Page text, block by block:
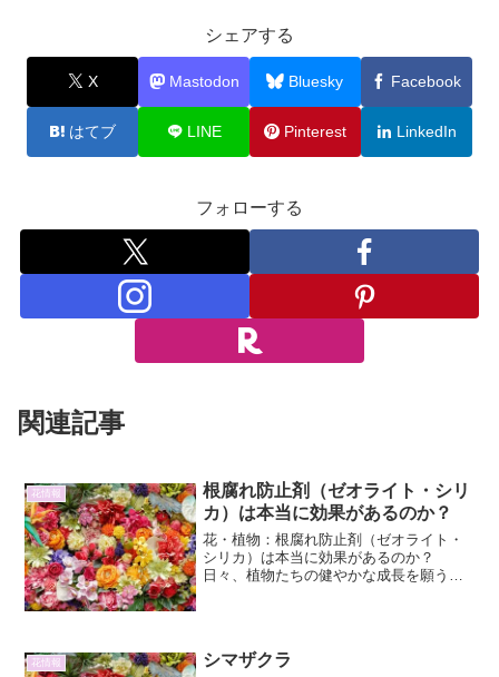
シェアする
X Mastodon Bluesky Facebook
はてブ LINE Pinterest LinkedIn
フォローする
関連記事
花情報
根腐れ防止剤（ゼオライト・シリ
カ）は本当に効果があるのか？
花・植物：根腐れ防止剤（ゼオライト・
シリカ）は本当に効果があるのか？
日々、植物たちの健やかな成長を願う中
りがちな環境では、植物の根が...
花情報 シマザクラ